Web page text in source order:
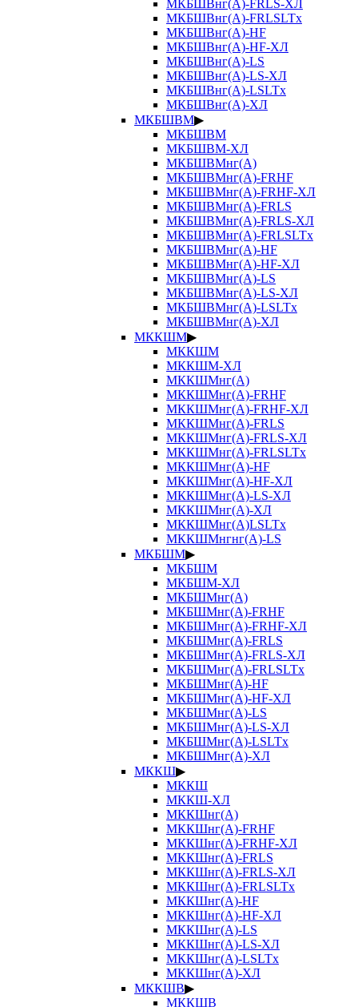
МКБШВнг(А)-FRLS-ХЛ
МКБШВнг(А)-FRLSLTx
МКБШВнг(А)-HF
МКБШВнг(А)-HF-ХЛ
МКБШВнг(А)-LS
МКБШВнг(А)-LS-ХЛ
МКБШВнг(А)-LSLTx
МКБШВнг(А)-ХЛ
МКБШВМ▶
МКБШВМ
МКБШВМ-ХЛ
МКБШВМнг(А)
МКБШВМнг(А)-FRHF
МКБШВМнг(А)-FRHF-ХЛ
МКБШВМнг(А)-FRLS
МКБШВМнг(А)-FRLS-ХЛ
МКБШВМнг(А)-FRLSLTx
МКБШВМнг(А)-HF
МКБШВМнг(А)-HF-ХЛ
МКБШВМнг(А)-LS
МКБШВМнг(А)-LS-ХЛ
МКБШВМнг(А)-LSLTx
МКБШВМнг(А)-ХЛ
МККШМ▶
МККШМ
МККШМ-ХЛ
МККШМнг(А)
МККШМнг(А)-FRHF
МККШМнг(А)-FRHF-ХЛ
МККШМнг(А)-FRLS
МККШМнг(А)-FRLS-ХЛ
МККШМнг(А)-FRLSLTx
МККШМнг(А)-HF
МККШМнг(А)-HF-ХЛ
МККШМнг(А)-LS-ХЛ
МККШМнг(А)-ХЛ
МККШМнг(А)LSLTx
МККШМнгнг(А)-LS
МКБШМ▶
МКБШМ
МКБШМ-ХЛ
МКБШМнг(А)
МКБШМнг(А)-FRHF
МКБШМнг(А)-FRHF-ХЛ
МКБШМнг(А)-FRLS
МКБШМнг(А)-FRLS-ХЛ
МКБШМнг(А)-FRLSLTx
МКБШМнг(А)-HF
МКБШМнг(А)-HF-ХЛ
МКБШМнг(А)-LS
МКБШМнг(А)-LS-ХЛ
МКБШМнг(А)-LSLTx
МКБШМнг(А)-ХЛ
МККШ▶
МККШ
МККШ-ХЛ
МККШнг(А)
МККШнг(А)-FRHF
МККШнг(А)-FRHF-ХЛ
МККШнг(А)-FRLS
МККШнг(А)-FRLS-ХЛ
МККШнг(А)-FRLSLTx
МККШнг(А)-HF
МККШнг(А)-HF-ХЛ
МККШнг(А)-LS
МККШнг(А)-LS-ХЛ
МККШнг(А)-LSLTx
МККШнг(А)-ХЛ
МККШВ▶
МККШВ